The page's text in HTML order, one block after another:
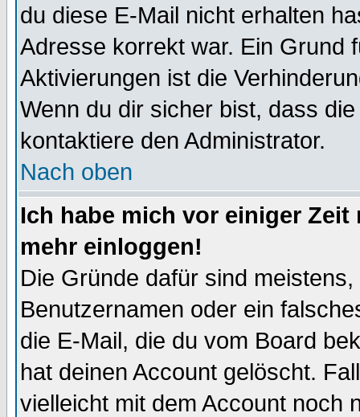
du diese E-Mail nicht erhalten
Adresse korrekt war. Ein Grund
Aktivierungen ist die
Wenn du dir sicher bist, dass
kontaktiere den Administrator.
Nach oben
Ich habe mich vor einiger
mehr einloggen!
Die Gründe dafür sind
Benutzernamen oder ein
die E-Mail, die du vom Board
hat deinen Account gelöscht.
vielleicht mit dem Account noch